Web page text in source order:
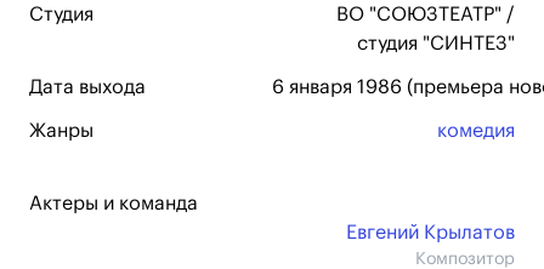
Студия
ВО "СОЮЗТЕАТР" /
студия "СИНТЕЗ"
Дата выхода 6 января 1986 (премьера
Жанры комедия
Актеры и команда
Евгений Крылатов
Композитор